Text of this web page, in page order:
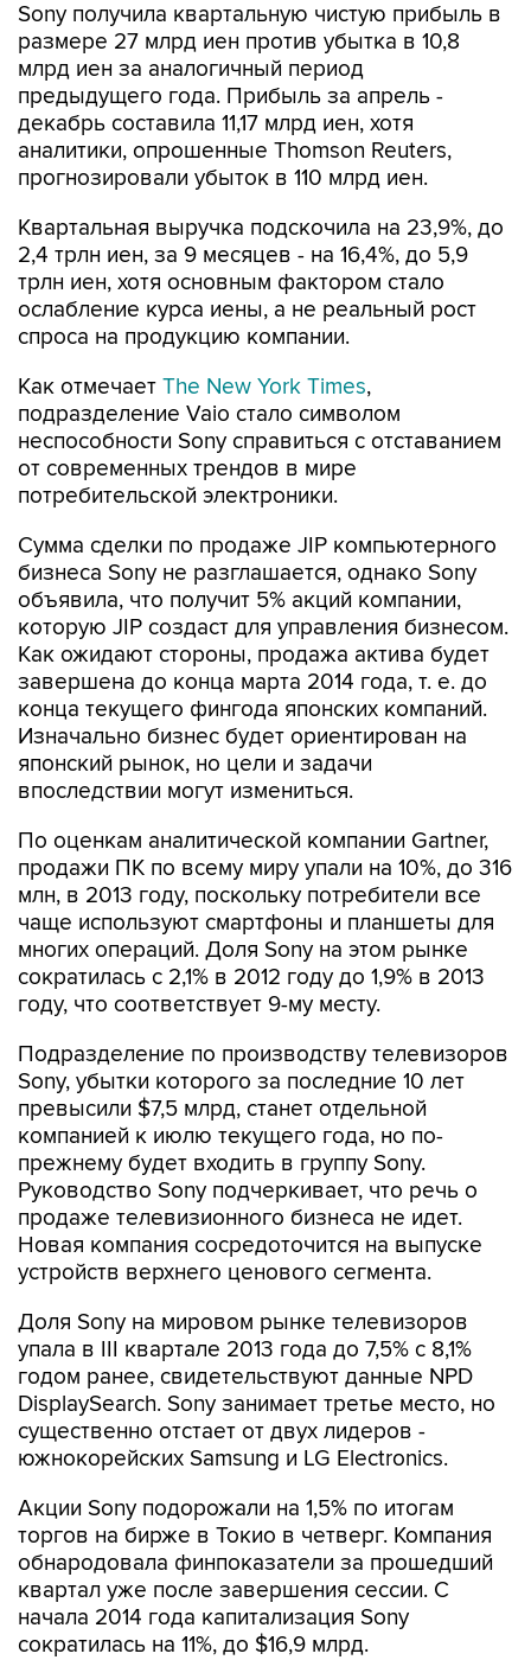
Sony получила квартальную чистую прибыль в
размере 27 млрд иен против убытка в 10,8
млрд иен за аналогичный период
предыдущего года. Прибыль за апрель -
декабрь составила 11,17 млрд иен, хотя
аналитики, опрошенные Thomson Reuters,
прогнозировали убыток в 110 млрд иен.
Квартальная выручка подскочила на 23,9%, до
2,4 трлн иен, за 9 месяцев - на 16,4%, до 5,9
трлн иен, хотя основным фактором стало
ослабление курса иены, а не реальный рост
спроса на продукцию компании.
Как отмечает The New York Times,
подразделение Vaio стало символом
неспособности Sony справиться с отставанием
от современных трендов в мире
потребительской электроники.
Сумма сделки по продаже JIP компьютерного
бизнеса Sony не разглашается, однако Sony
объявила, что получит 5% акций компании,
которую JIP создаст для управления бизнесом.
Как ожидают стороны, продажа актива будет
завершена до конца марта 2014 года, т. е. до
конца текущего фингода японских компаний.
Изначально бизнес будет ориентирован на
японский рынок, но цели и задачи
впоследствии могут измениться.
По оценкам аналитической компании Gartner,
продажи ПК по всему миру упали на 10%, до 316
млн, в 2013 году, поскольку потребители все
чаще используют смартфоны и планшеты для
многих операций. Доля Sony на этом рынке
сократилась с 2,1% в 2012 году до 1,9% в 2013
году, что соответствует 9-му месту.
Подразделение по производству телевизоров
Sony, убытки которого за последние 10 лет
превысили $7,5 млрд, станет отдельной
компанией к июлю текущего года, но по-
прежнему будет входить в группу Sony.
Руководство Sony подчеркивает, что речь о
продаже телевизионного бизнеса не идет.
Новая компания сосредоточится на выпуске
устройств верхнего ценового сегмента.
Доля Sony на мировом рынке телевизоров
упала в III квартале 2013 года до 7,5% с 8,1%
годом ранее, свидетельствуют данные NPD
DisplaySearch. Sony занимает третье место, но
существенно отстает от двух лидеров -
южнокорейских Samsung и LG Electronics.
Акции Sony подорожали на 1,5% по итогам
торгов на бирже в Токио в четверг. Компания
обнародовала финпоказатели за прошедший
квартал уже после завершения сессии. С
начала 2014 года капитализация Sony
сократилась на 11%, до $16,9 млрд.